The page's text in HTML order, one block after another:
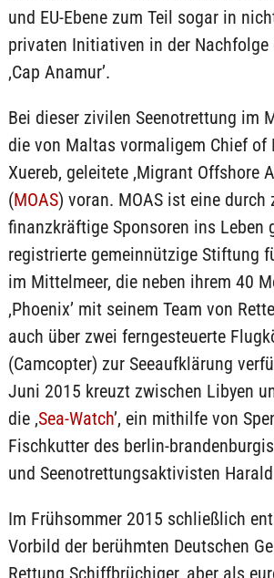
und EU-Ebene zum Teil sogar in
privaten Initiativen in der Nachfolge
‚Cap Anamur’.
Bei dieser zivilen Seenotrettung im
die von Maltas vormaligem Chief of
Xuereb, geleitete ‚Migrant Offshore
(MOAS) voran. MOAS ist eine durch
finanzkräftige Sponsoren ins Leben
registrierte gemeinnützige Stiftung
im Mittelmeer, die neben ihrem 40
‚Phoenix’ mit seinem Team von
auch über zwei ferngesteuerte
(Camcopter) zur Seeaufklärung
Juni 2015 kreuzt zwischen Libyen
die ‚Sea-Watch’, ein mithilfe von
Fischkutter des berlin-
und Seenotrettungsaktivisten
Im Frühsommer 2015 schließlich
Vorbild der berühmten Deutschen
Rettung Schiffbrüchiger, aber als